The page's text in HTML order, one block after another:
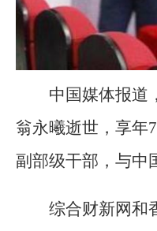
中国媒体报道
翁永曦逝世，享年
副部级干部，与中
综合财新网和